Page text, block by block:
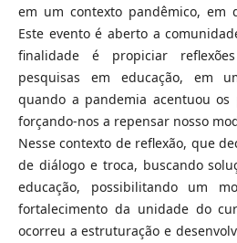
em um contexto pandêmico, em
Este evento é aberto a
finalidade é propiciar
pesquisas em educação, em
quando a pandemia acentuou os
forçando-nos a repensar nosso
Nesse contexto de reflexão, que
de diálogo e troca, buscando
educação, possibilitando um
fortalecimento da unidade do
ocorreu a estruturação e